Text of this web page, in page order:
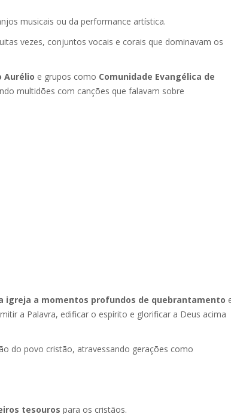
musicais ou da performance artística.
vezes, conjuntos vocais e corais que dominavam os
Aurélio e grupos como Comunidade Evangélica de
multidões com canções que falavam sobre
igreja a momentos profundos de quebrantamento
a Palavra, edificar o espírito e glorificar a Deus acima
do povo cristão, atravessando gerações como
tesouros para os cristãos.